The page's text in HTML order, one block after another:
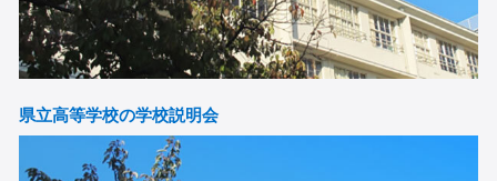
県立高等学校の学校説明会